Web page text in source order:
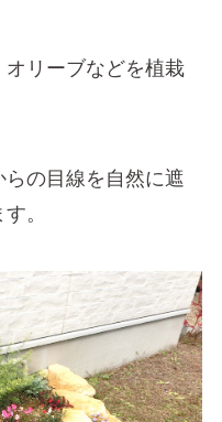
リーブなどを植栽
の目線を自然に遮
。